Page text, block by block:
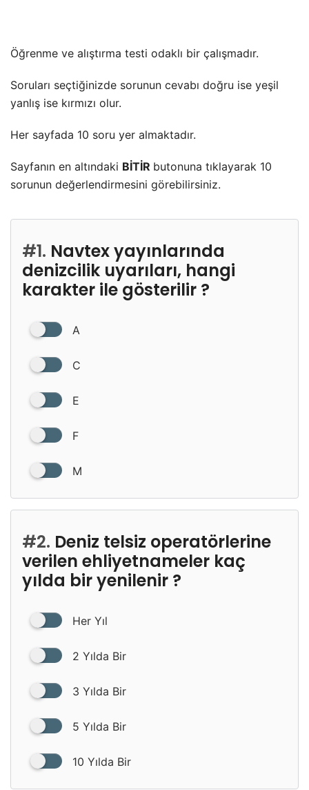
Öğrenme ve alıştırma testi odaklı bir çalışmadır.
Soruları seçtiğinizde sorunun cevabı doğru ise yeşil
yanlış ise kırmızı olur.
Her sayfada 10 soru yer almaktadır.
Sayfanın en altındaki BİTİR butonuna tıklayarak 10
sorunun değerlendirmesini görebilirsiniz.
#1. Navtex yayınlarında
denizcilik uyarıları, hangi
karakter ile gösterilir ?
A
C
E
F
M
#2. Deniz telsiz operatörlerine
verilen ehliyetnameler kaç
yılda bir yenilenir ?
Her Yıl
2 Yılda Bir
3 Yılda Bir
5 Yılda Bir
10 Yılda Bir